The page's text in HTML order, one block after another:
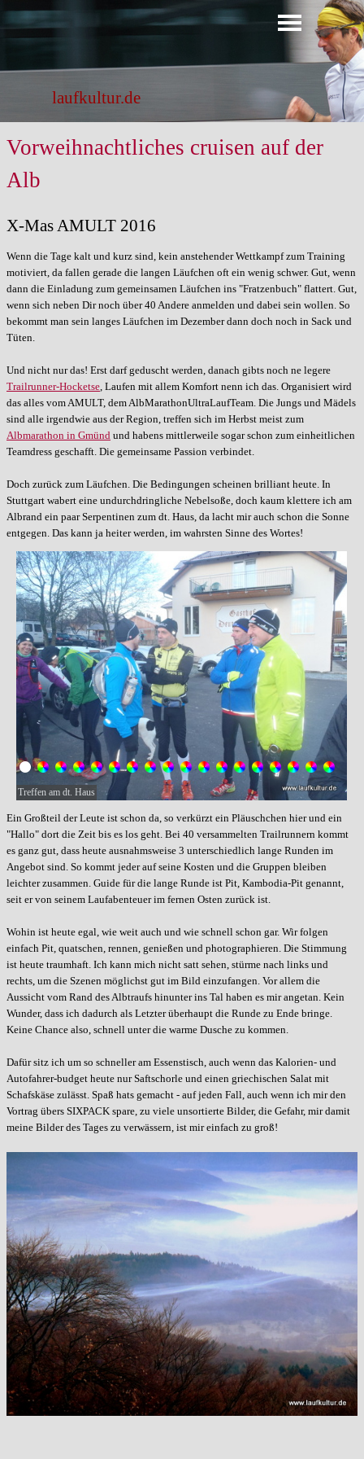
Direkt zum Seiteninhalt Menü überspringen
laufkultur.de
Vorweihnachtliches cruisen auf der
Alb
X-Mas AMULT 2016
Wenn die Tage kalt und kurz sind, kein anstehender Wettkampf zum Training
motiviert, da fallen gerade die langen Läufchen oft ein wenig schwer. Gut, wenn
dann die Einladung zum gemeinsamen Läufchen ins "Fratzenbuch" flattert. Gut,
wenn sich neben Dir noch über 40 Andere anmelden und dabei sein wollen. So
bekommt man sein langes Läufchen im Dezember dann doch noch in Sack und
Tüten.
Und nicht nur das! Erst darf geduscht werden, danach gibts noch ne legere
Trailrunner-Hocketse, Laufen mit allem Komfort nenn ich das. Organisiert wird
das alles vom AMULT, dem AlbMarathonUltraLaufTeam. Die Jungs und Mädels
sind alle irgendwie aus der Region, treffen sich im Herbst meist zum
Albmarathon in Gmünd und habens mittlerweile sogar schon zum einheitlichen
Teamdress geschafft. Die gemeinsame Passion verbindet.
Doch zurück zum Läufchen. Die Bedingungen scheinen brilliant heute. In
Stuttgart wabert eine undurchdringliche Nebelsoße, doch kaum klettere ich am
Albrand ein paar Serpentinen zum dt. Haus, da lacht mir auch schon die Sonne
entgegen. Das kann ja heiter werden, im wahrsten Sinne des Wortes!
Treffen am dt. Haus
Ein Großteil der Leute ist schon da, so verkürzt ein Pläuschchen hier und ein
"Hallo" dort die Zeit bis es los geht. Bei 40 versammelten Trailrunnern kommt
es ganz gut, dass heute ausnahmsweise 3 unterschiedlich lange Runden im
Angebot sind. So kommt jeder auf seine Kosten und die Gruppen bleiben
leichter zusammen. Guide für die lange Runde ist Pit, Kambodia-Pit genannt,
seit er von seinem Laufabenteuer im fernen Osten zurück ist.
Wohin ist heute egal, wie weit auch und wie schnell schon gar. Wir folgen
einfach Pit, quatschen, rennen, genießen und photographieren. Die Stimmung
ist heute traumhaft. Ich kann mich nicht satt sehen, stürme nach links und
rechts, um die Szenen möglichst gut im Bild einzufangen. Vor allem die
Aussicht vom Rand des Albtraufs hinunter ins Tal haben es mir angetan. Kein
Wunder, dass ich dadurch als Letzter überhaupt die Runde zu Ende bringe.
Keine Chance also, schnell unter die warme Dusche zu kommen.
Dafür sitz ich um so schneller am Essenstisch, auch wenn das Kalorien- und
Autofahrer-budget heute nur Saftschorle und einen griechischen Salat mit
Schafskäse zulässt. Spaß hats gemacht - auf jeden Fall, auch wenn ich mir den
Vortrag übers SIXPACK spare, zu viele unsortierte Bilder, die Gefahr, mir damit
meine Bilder des Tages zu verwässern, ist mir einfach zu groß!